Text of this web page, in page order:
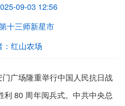
09-03 12:56
十三师新星市
红山农场
广场隆重举行中国人民抗日战
利 80 周年阅兵式。中共中央总